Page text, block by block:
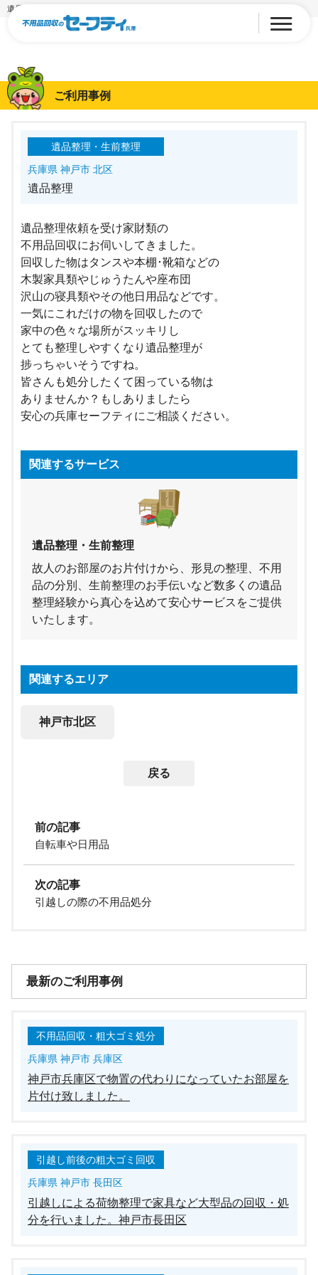
遺品整理
ご利用事例
遺品整理・生前整理
兵庫県 神戸市 北区
遺品整理
遺品整理依頼を受け家財類の
不用品回収にお伺いしてきました。
回収した物はタンスや本棚･靴箱などの
木製家具類やじゅうたんや座布団
沢山の寝具類やその他日用品などです。
一気にこれだけの物を回収したので
家中の色々な場所がスッキリし
とても整理しやすくなり遺品整理が
捗っちゃいそうですね。
皆さんも処分したくて困っている物は
ありませんか？もしありましたら
安心の兵庫セーフティにご相談ください。
関連するサービス
遺品整理・生前整理
故人のお部屋のお片付けから、形見の整理、不用
品の分別、生前整理のお手伝いなど数多くの遺品
整理経験から真心を込めて安心サービスをご提供
いたします。
関連するエリア
神戸市北区
戻る
前の記事
自転車や日用品
次の記事
引越しの際の不用品処分
最新のご利用事例
不用品回収・粗大ゴミ処分
兵庫県 神戸市 兵庫区
神戸市兵庫区で物置の代わりになっていたお部屋を
片付け致しました。
引越し前後の粗大ゴミ回収
兵庫県 神戸市 長田区
引越しによる荷物整理で家具など大型品の回収・処
分を行いました。神戸市長田区